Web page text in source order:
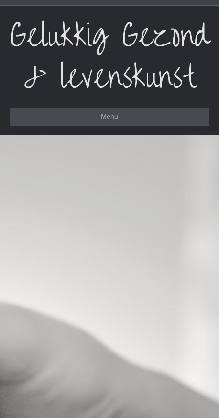
Gelukkig Gezond
& levenskunst
Menu